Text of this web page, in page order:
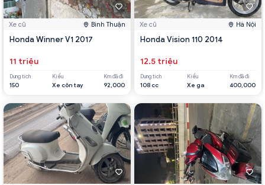
Xe cũ Bình Thuận
Honda Winner V1 2017
11 triệu
Dung tích
150
Kiểu
Xe côn tay
Km đã đi
92,000
Xe cũ Hà Nội
Honda Vision 110 2014
12.5 triệu
Dung tích
108 cc
Kiểu
Xe ga
Km đã đi
400,000